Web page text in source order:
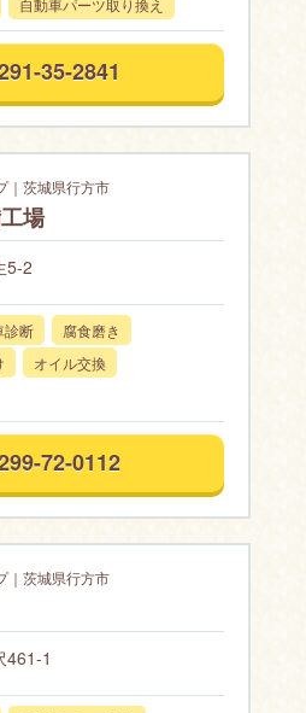
35-2841
｜茨城県行方市
場
5-2
診断
腐食磨き
オイル交換
72-0112
｜茨城県行方市
461-1